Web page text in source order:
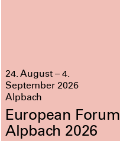
24. August – 4.
September 2026
Alpbach
European Forum
Alpbach 2026